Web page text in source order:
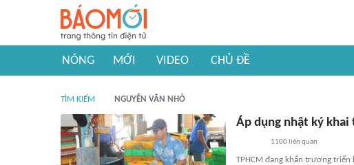
NÓNG MỚI VIDEO CHỦ ĐỀ
TÌM KIẾM NGUYỄN VĂN NHỎ
Áp dụng nhật ký
1100 liên quan
TPHCM đang khẩn trương